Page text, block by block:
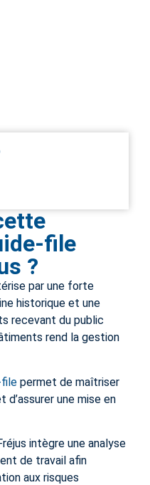
file
?
par une forte
historique et une
recevant du public
rend la gestion
file permet de maîtriser
une mise en
intègre une analyse
de travail afin
aux risques